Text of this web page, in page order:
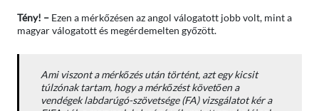
Tény! –Ezen a mérkőzésen az angol válogatott jobb volt, mint a
magyar válogatott és megérdemelten győzött.
Ami viszont a mérkőzés után történt, azt egy kicsit
túlzónak tartam, hogy a mérkőzést követően a
vendégek labdarúgó-szövetsége (FA) vizsgálatot kér a